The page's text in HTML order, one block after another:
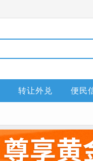
转让外兑 便民